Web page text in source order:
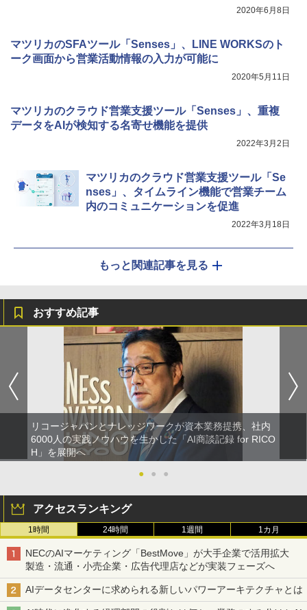
2020年6月8日
マツリカのSFAツール「Senses」、LINE WORKSのト
ーク画面から営業活動情報の入力が可能に
2020年5月11日
マツリカのクラウド営業支援ツール「Senses」、重複
データをAIが検知する名寄せ機能を提供
2022年3月2日
マツリカのクラウド営業支援ツール「Se
nses」、タイムライン機能で営業チーム
内のコミュニケーションを促進
2022年3月18日
もっと関連記事を見る
おすすめ記事
リコージャパンとナレッジワークが資本業務提携、社内
6000人の実践ノウハウを生かした「AI商談記録 for RICO
H」を展開へ
●
● ●
アクセスランキング
1時間 24時間 1週間 1カ月
NECのAIマーケティング「BestMove」が大手企業で活用拡大
製造・流通・小売企業・広告代理店などが実装フェーズへ
AIデータセンターに求められる新しいパワーアーキテクチャとは